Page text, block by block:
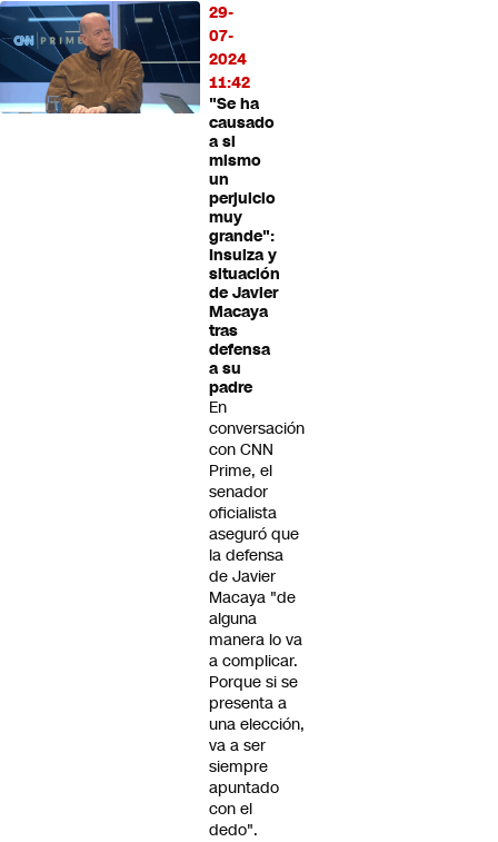
29-
07-
2024
11:42
"Se ha
causado
a si
mismo
un
perjuicio
muy
grande":
Insulza y
situación
de Javier
Macaya
tras
defensa
a su
padre
En
conversación
con CNN
Prime, el
senador
oficialista
aseguró que
la defensa
de Javier
Macaya "de
alguna
manera lo va
a complicar.
Porque si se
presenta a
una elección,
va a ser
siempre
apuntado
con el
dedo".